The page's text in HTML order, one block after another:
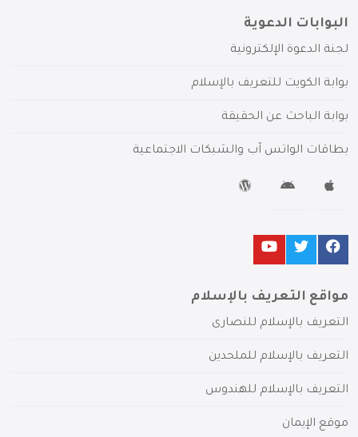
البوابات الدعوية
لجنة الدعوة الإلكترونية
بوابة الكويت للتعريف بالإسلام
بوابة الباحث عن الحقيقة
بطاقات الواتس آب والشبكات الاجتماعية
مواقع التعريف بالإسلام
التعريف بالإسلام للنصارى
التعريف بالإسلام للملحدين
التعريف بالإسلام للهندوس
موقع الإيمان